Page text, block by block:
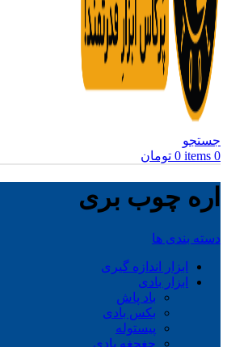
جستجو
0
items
0 تومان
اره چوب بری
دسته بندی ها
ابزار اندازه گیری
ابزار بادی
باد پاش
بکس بادی
پیستوله
جغجغه بادی